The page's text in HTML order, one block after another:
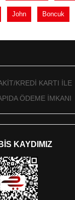
John Boncuk
KREDİ KARTI İLE
ÖDEME İMKANI
KAYDIMIZ